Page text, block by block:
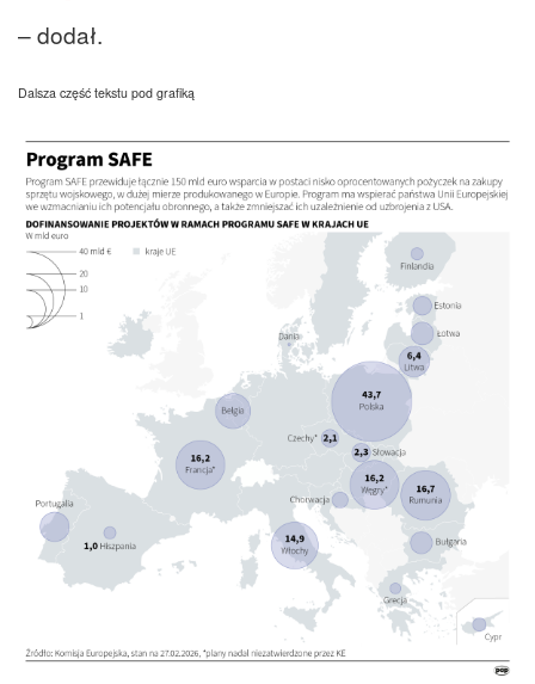
– dodał.
Dalsza część tekstu pod grafiką